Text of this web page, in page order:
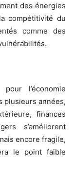
des énergies
compétitivité du
comme des
l’économie
plusieurs années,
finances
s’améliorent
encore fragile,
le point faible